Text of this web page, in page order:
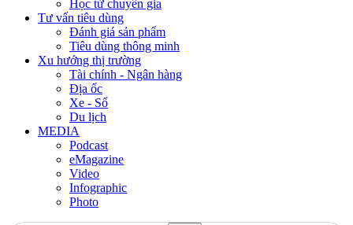
Học từ chuyên gia
Tư vấn tiêu dùng
Đánh giá sản phẩm
Tiêu dùng thông minh
Xu hướng thị trường
Tài chính - Ngân hàng
Địa ốc
Xe - Số
Du lịch
MEDIA
Podcast
eMagazine
Video
Infographic
Photo